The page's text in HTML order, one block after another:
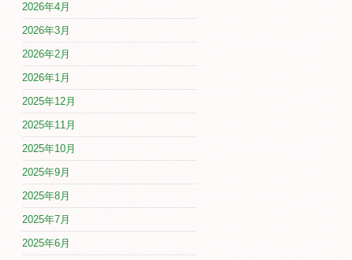
2026年4月
2026年3月
2026年2月
2026年1月
2025年12月
2025年11月
2025年10月
2025年9月
2025年8月
2025年7月
2025年6月